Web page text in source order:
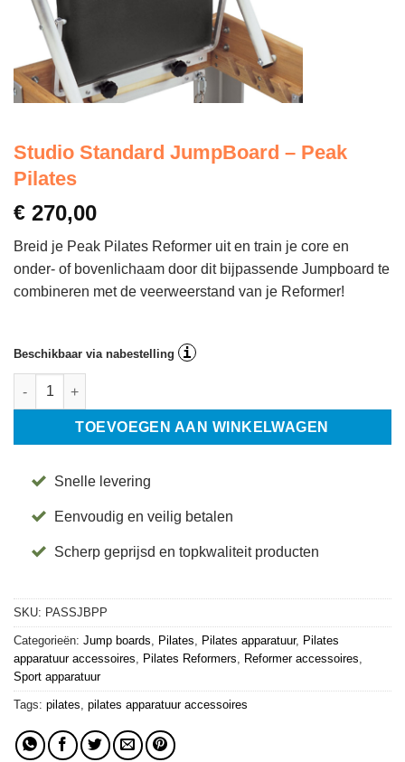
Studio Standard JumpBoard – Peak
Pilates
€ 270,00
Breid je Peak Pilates Reformer uit en train je core en
onder- of bovenlichaam door dit bijpassende Jumpboard te
combineren met de veerweerstand van je Reformer!
Beschikbaar via nabestelling i
Studio Standard JumpBoard - Peak Pilates aantal
TOEVOEGEN AAN WINKELWAGEN
Snelle levering
Eenvoudig en veilig betalen
Scherp geprijsd en topkwaliteit producten
SKU: PASSJBPP
Categorieën: Jump boards, Pilates, Pilates apparatuur, Pilates
apparatuur accessoires, Pilates Reformers, Reformer accessoires,
Sport apparatuur
Tags: pilates, pilates apparatuur accessoires